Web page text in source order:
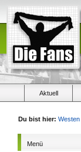
Aktuell
Du bist hier: Westen
Menü